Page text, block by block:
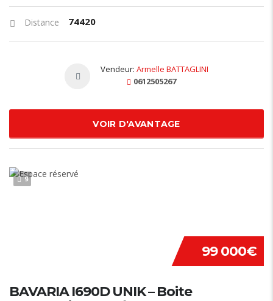
Distance 74420
Vendeur: Armelle BATTAGLINI
0612505267
VOIR D'AVANTAGE
9
99 000€
BAVARIA I690D UNIK – Boite